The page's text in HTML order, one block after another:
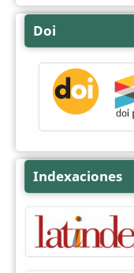
Doi
Indexaciones